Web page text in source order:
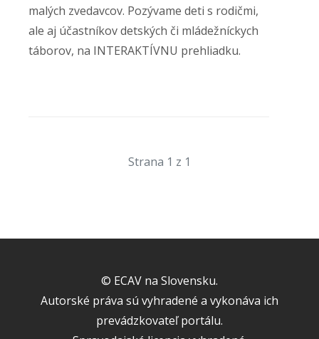
malých zvedavcov. Pozývame deti s rodičmi,
ale aj účastníkov detských či mládežníckych
táborov, na INTERAKTÍVNU prehliadku.
Strana 1 z 1
© ECAV na Slovensku.
Autorské práva sú vyhradené a vykonáva ich
prevádzkovateľ portálu.